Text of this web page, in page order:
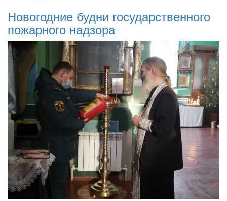
Новогодние будни государственного
пожарного надзора